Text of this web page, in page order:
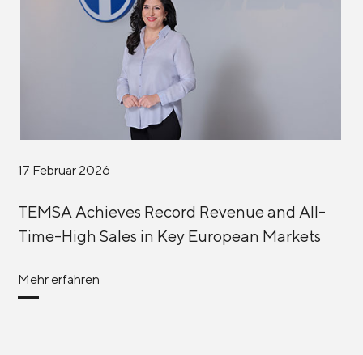
17 Februar 2026
TEMSA Achieves Record Revenue and All-
Time-High Sales in Key European Markets
Mehr erfahren